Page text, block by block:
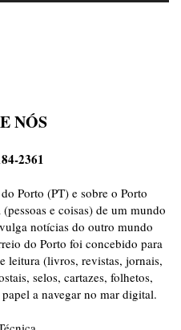
NÓS
2361
Porto (PT) e sobre o Porto
e coisas) de um mundo
notícias do outro mundo
do Porto foi concebido para
leitura (livros, revistas, jornais,
selos, cartazes, folhetos,
a navegar no mar digital.